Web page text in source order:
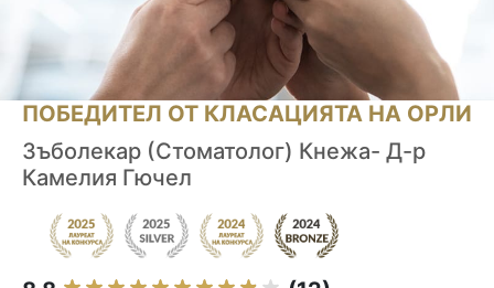
ПОБЕДИТЕЛ ОТ КЛАСАЦИЯТА НА ОРЛИ
Зъболекар (Стоматолог) Кнежа- Д-р
Камелия Гючел